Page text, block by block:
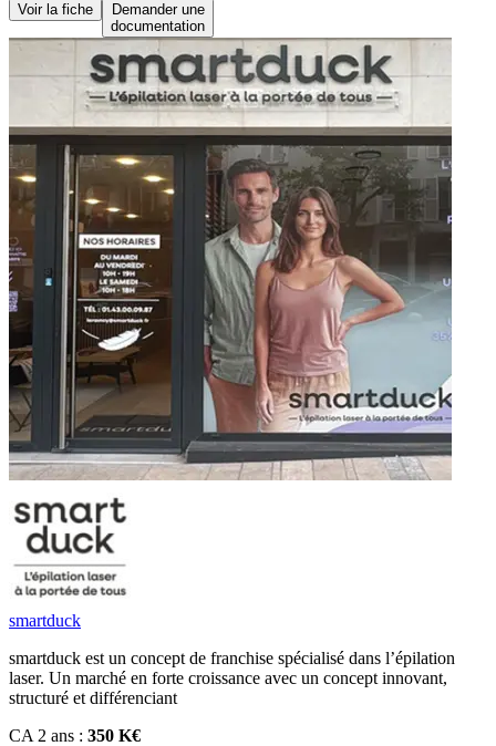
Voir la fiche
Demander une
documentation
smartduck
smartduck est un concept de franchise spécialisé dans l’épilation
laser. Un marché en forte croissance avec un concept innovant,
structuré et différenciant
CA 2 ans : 350 K€